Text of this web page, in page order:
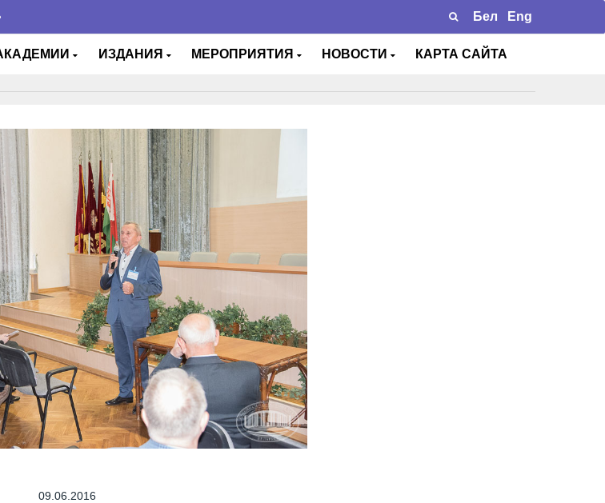
Бел Eng
ИЗДАНИЯ МЕРОПРИЯТИЯ НОВОСТИ КАРТА САЙТА
09.06.2016